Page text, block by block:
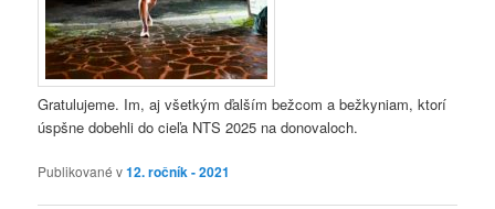
Gratulujeme. Im, aj všetkým ďalším bežcom a bežkyniam, ktorí
úspšne dobehli do cieľa NTS 2025 na donovaloch.
Publikované v12. ročník - 2021